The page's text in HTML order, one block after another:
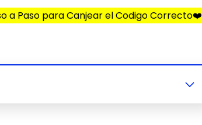
a Paso para Canjear el Codigo Correcto❤️